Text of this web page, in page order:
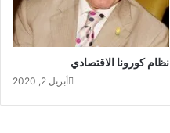
نظام كورونا الاقتصادي
أبريل 2, 2020